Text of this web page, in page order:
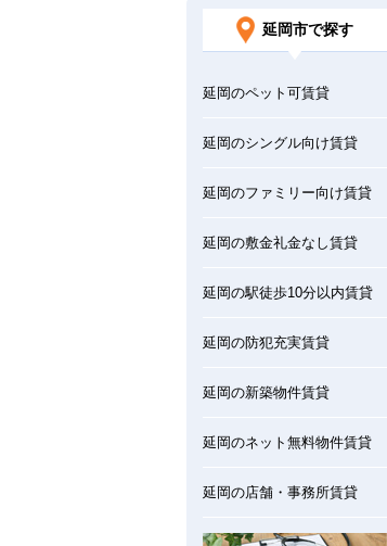
延岡市で探す
延岡のペット可賃貸
延岡のシングル向け賃貸
延岡のファミリー向け賃貸
延岡の敷金礼金なし賃貸
延岡の駅徒歩10分以内賃貸
延岡の防犯充実賃貸
延岡の新築物件賃貸
延岡のネット無料物件賃貸
延岡の店舗・事務所賃貸